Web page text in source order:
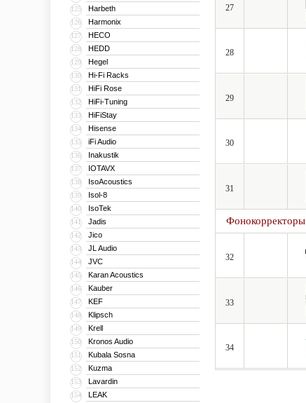
125 Harbeth
126 Harmonix
127 HECO
128 HEDD
129 Hegel
130 Hi-Fi Racks
131 HiFi Rose
132 HiFi-Tuning
133 HiFiStay
134 Hisense
135 iFi Audio
136 Inakustik
137 IOTAVX
138 IsoAcoustics
139 Isol-8
140 IsoTek
141 Jadis
142 Jico
143 JL Audio
144 JVC
145 Karan Acoustics
146 Kauber
147 KEF
148 Klipsch
149 Krell
150 Kronos Audio
151 Kubala Sosna
152 Kuzma
153 Lavardin
154 LEAK
27
28
29
30
31
Фонокорректоры
32
33
34